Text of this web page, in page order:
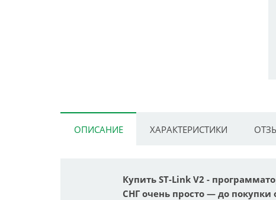
ОПИСАНИЕ ХАРАКТЕРИСТИКИ
Купить ST-Link V2 -
СНГ очень просто — до покупки